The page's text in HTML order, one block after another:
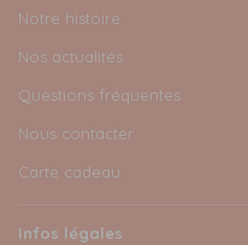
Notre histoire
Nos actualités
Questions fréquentes
Nous contacter
Carte cadeau
Infos légales